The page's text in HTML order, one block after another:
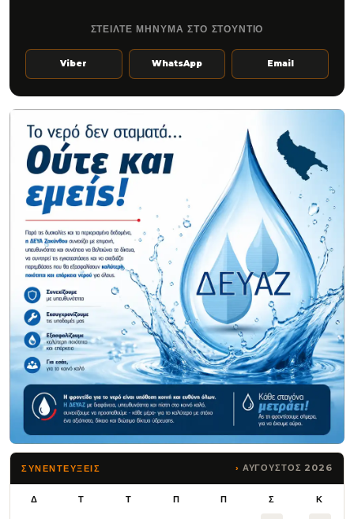
ΣΤΕΙΛΤΕ ΜΗΝΥΜΑ ΣΤΟ ΣΤΟΥΝΤΙΟ
Viber WhatsApp Email
ΣΥΝΕΝΤΕΥΞΕΙΣ ΑΥΓΟΥΣΤΟΣ 2026
Δ Τ Τ Π Π Σ Κ